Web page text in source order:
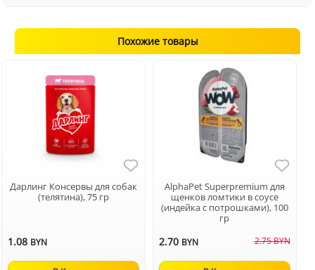
Похожие товары
Дарлинг Консервы для собак
(телятина), 75 гр
1.08 BYN
AlphaPet Superpremium для
щенков ломтики в соусе
(индейка с потрошками), 100
гр
2.70 BYN 2.75 BYN